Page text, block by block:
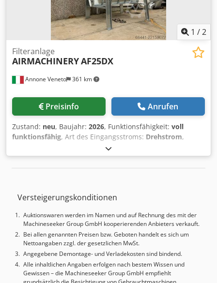
1 /2
Annone Veneto 361 km
Filteranlage
AIRMACHINERYAF25DX
Preisinfo Anrufen
Zustand: neu, Baujahr: 2026, Funktionsfähigkeit: voll
funktionsfähig, Art des Eingangsstroms: Drehstrom,
, Volumenstrom:
Gesamtbreite:2’450 mm, Gesamtlänge:3’600 mm,
Gesamthöhe:7’000 mm, Gesamtgewicht:4’000 kg,
Auslegungs-Luftvolumenstrom: 25.000 m³/h Konstruktion:
2-3-4 mm Gesamtfilterfläche: 200 m² Filtergewebe:
antistatisches Polyester 500 g/m²
Explosionsentlastungspanels in horizontaler Anordnung
Austrag: Motor-Schnecke 1,1 kW, Zellenradschleuse 0,75
kW Oberes Geländer Sicherheitsleiter Steuerschaltschrank
für die Maschine
Versteigerungskonditionen
Auktionswaren werden im Namen und auf Rechnung des mit der
Machineseeker Group GmbH kooperierenden Anbieters verkauft.
Bei allen genannten Preisen bzw. Geboten handelt es sich um
Nettoangaben zzgl. der gesetzlichen MwSt.
Angegebene Demontage- und Verladekosten sind bindend.
Alle inhaltlichen Angaben erfolgen nach bestem Wissen und
Gewissen – die Machineseeker Group GmbH empfiehlt